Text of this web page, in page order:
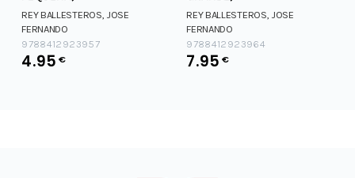
REY BALLESTEROS, JOSE
FERNANDO
9788412923957
4.95 €
REY BALLESTEROS, JOSE
FERNANDO
9788412923964
7.95 €